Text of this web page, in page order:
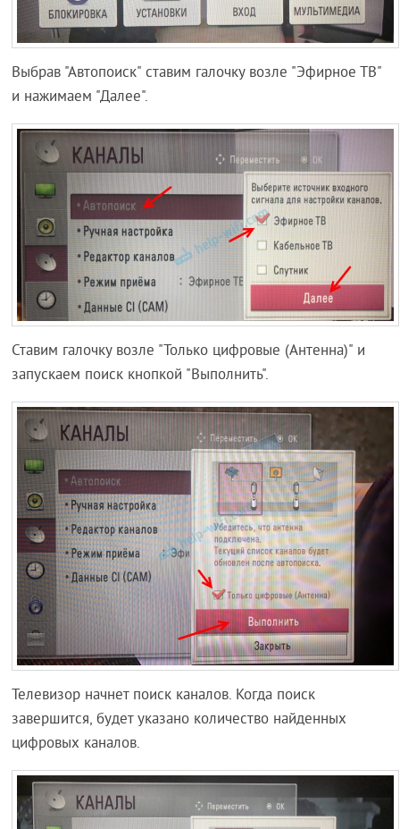
Выбрав "Автопоиск" ставим галочку возле "Эфирное ТВ"
и нажимаем "Далее".
Ставим галочку возле "Только цифровые (Антенна)" и
запускаем поиск кнопкой "Выполнить".
Телевизор начнет поиск каналов. Когда поиск
завершится, будет указано количество найденных
цифровых каналов.